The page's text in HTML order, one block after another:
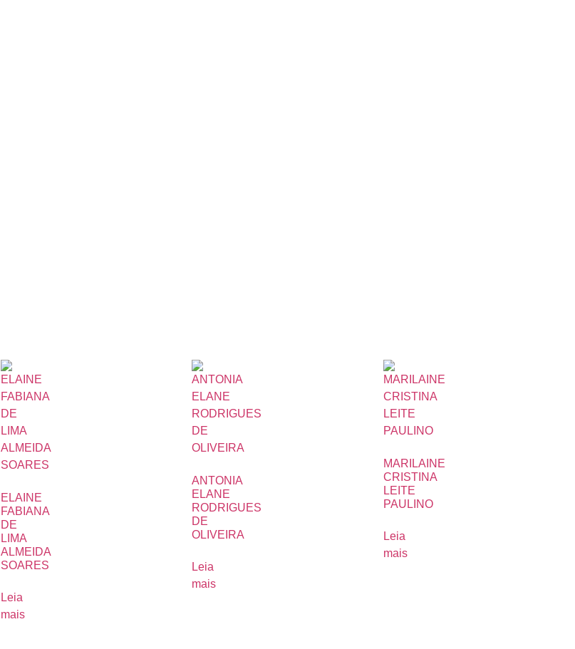
ELAINE
FABIANA
DE
LIMA
ALMEIDA
SOARES
Leia
mais
ANTONIA
ELANE
RODRIGUES
DE
OLIVEIRA
Leia
mais
MARILAINE
CRISTINA
LEITE
PAULINO
Leia
mais